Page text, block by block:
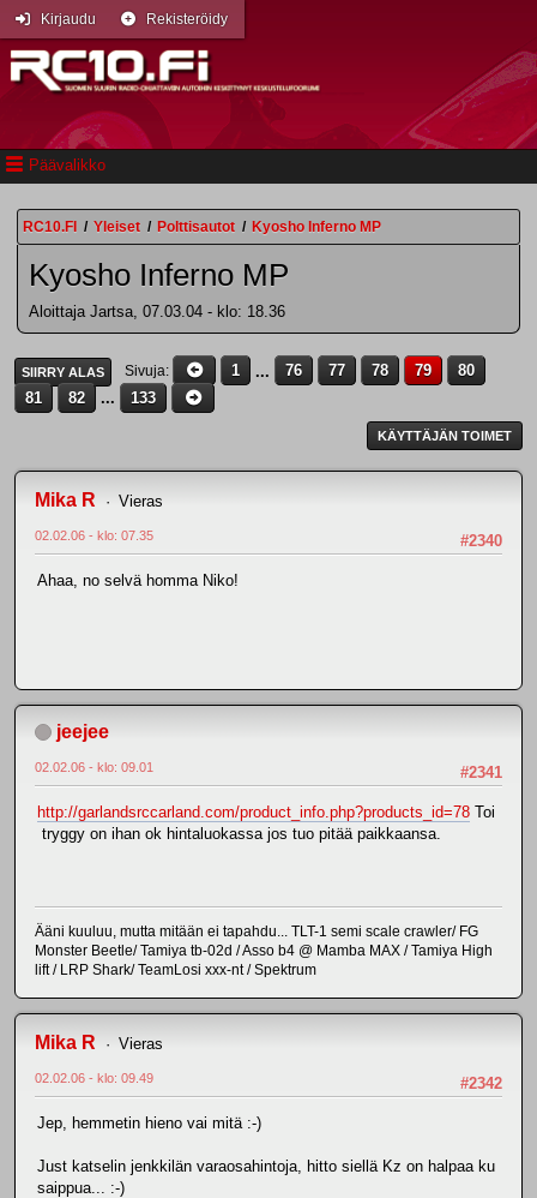
Päävalikko
Kirjaudu Rekisteröidy
RC10.FI / Yleiset / Polttisautot / Kyosho Inferno MP
Kyosho Inferno MP
Aloittaja Jartsa, 07.03.04 - klo: 18.36
SIIRRY ALAS Sivuja 1 ... 76 77 78 79
80
81
82 ... 133
KÄYTTÄJÄN TOIMET
Mika R Vieras
#2340
02.02.06 - klo: 07.35
Ahaa, no selvä homma Niko!
jeejee
#2341
02.02.06 - klo: 09.01
http://garlandsrccarland.com/product_info.php?products_id=78 Toi
tryggy on ihan ok hintaluokassa jos tuo pitää paikkaansa.
Ääni kuuluu, mutta mitään ei tapahdu... TLT-1 semi scale crawler/ FG
Monster Beetle/ Tamiya tb-02d / Asso b4 @ Mamba MAX / Tamiya High
lift / LRP Shark/ TeamLosi xxx-nt / Spektrum
Mika R Vieras
#2342
02.02.06 - klo: 09.49
Jep, hemmetin hieno vai mitä :-)
Just katselin jenkkilän varaosahintoja, hitto siellä Kz on halpaa ku
saippua... :-)